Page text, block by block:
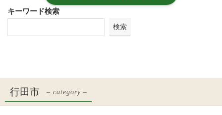
キーワード検索
検索
行田市 – category –